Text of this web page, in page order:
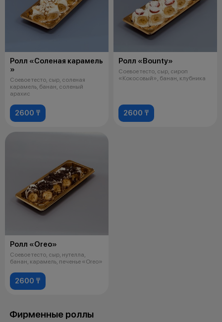
Ролл «Соленая карамель
»
Соевое тесто, сыр, соленая
карамель, банан, соленый
арахис
2600 ₸
Ролл «Bounty»
Соевое тесто, сыр, сироп
«Кокосовый», банан, клубника
2600 ₸
Ролл «Oreo»
Соевое тесто, сыр, нутелла,
банан, карамель, печенье «Oreo»
2600 ₸
Фирменные роллы